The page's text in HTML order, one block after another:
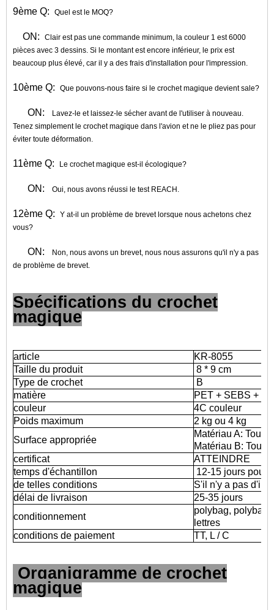
9ème Q: Quel est le MOQ?
ON:
Clair est pas une commande minimum, la couleur 1 est 6000
pièces avec 3 dessins. Si le montant est encore inférieur, le prix est
beaucoup plus élevé, car il y a des frais d'installation pour l'impression.
10ème Q: Que pouvons-nous faire si le crochet magique devient sale?
ON:
Lavez-le et laissez-le sécher avant de l'utiliser à nouveau.
Tenez simplement le crochet magique dans l'avion et ne le pliez pas pour
éviter toute déformation.
11ème Q: Le crochet magique est-il écologique?
ON: Oui, nous avons réussi le test REACH.
12ème Q:
Y at-il un problème de brevet lorsque nous achetons chez
vous?
ON:
Non, nous avons un brevet, nous nous assurons qu'il n'y a pas
de problème de brevet.
Spécifications du crochet
magique
article
KR-8055
Taille du produit
8 * 9 cm
Type de crochet
B
matière
PET + SEBS +
couleur
4C couleur
Poids maximum
2 kg ou 4 kg
Surface appropriée
Matériau A:
Matériau B:
certificat
ATTEINDRE
temps d'échantillon
12-15 jours pour
de telles conditions
S'il n'y a pas
délai de livraison
25-35 jours
conditionnement
polybag, polybag
lettres
conditions de paiement
TT, L / C
Organigramme de crochet
magique